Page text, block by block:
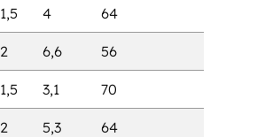
1,5 4 64
2 6,6 56
1,5 3,1 70
2 5,3 64